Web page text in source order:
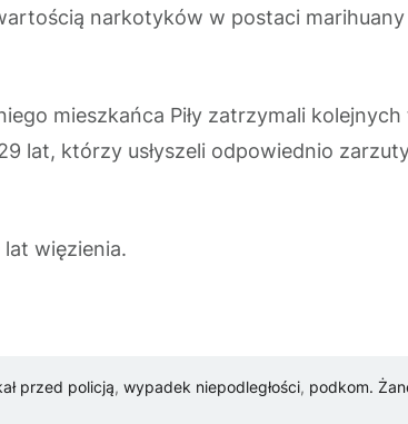
narkotyków w postaci marihuany
mieszkańca Piły zatrzymali
lat, którzy usłyszeli odpowiednio
więzienia.
przed policją, wypadek niepodległości, podkom.